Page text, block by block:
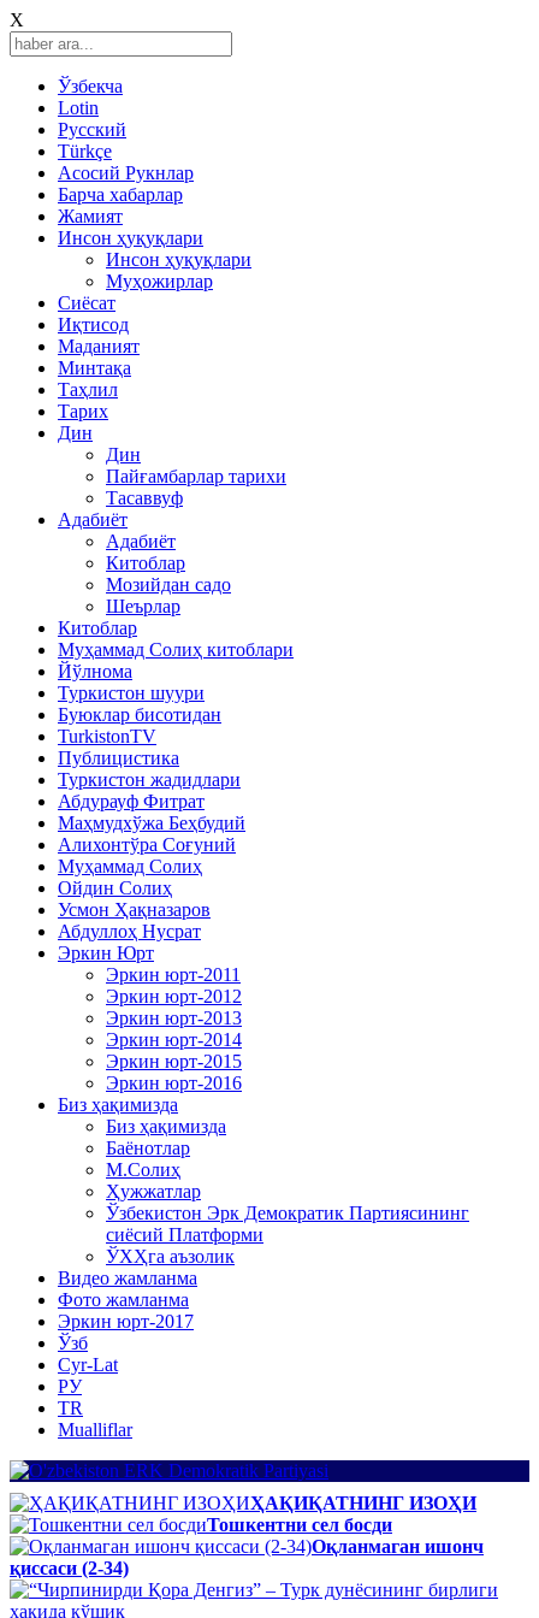
X
Ўзбекча
Lotin
Русский
Türkçe
Асосий Рукнлар
Барча хабарлар
Жамият
Инсон ҳуқуқлари
Инсон ҳуқуқлари
Муҳожирлар
Сиёсат
Иқтисод
Mаданият
Минтақа
Таҳлил
Тарих
Дин
Дин
Пайғамбарлар тарихи
Тасаввуф
Адабиёт
Адабиёт
Китоблар
Мозийдан садо
Шеърлар
Китоблар
Муҳаммад Солиҳ китоблари
Йўлнома
Туркистон шуури
Буюклар бисотидан
TurkistonTV
Публицистика
Туркистон жадидлари
Абдурауф Фитрат
Маҳмудхўжа Беҳбудий
Алихонтўра Соғуний
Муҳаммад Солиҳ
Ойдин Солиҳ
Усмон Ҳақназаров
Абдуллоҳ Нусрат
Эркин Юрт
Эркин юрт-2011
Эркин юрт-2012
Эркин юрт-2013
Эркин юрт-2014
Эркин юрт-2015
Эркин юрт-2016
Биз ҳақимизда
Биз ҳақимизда
Баёнотлар
М.Солиҳ
Ҳужжатлар
Ўзбекистон Эрк Демократик Партиясининг
сиёсий Платформи
ЎХҲга аъзолик
Видео жамланма
Фото жамланма
Эркин юрт-2017
Ўзб
Cyr-Lat
РУ
TR
Mualliflar
ҲАҚИҚАТНИНГ ИЗОҲИ
Тошкентни сел босди
Оқланмаган ишонч
қиссаси (2-34)